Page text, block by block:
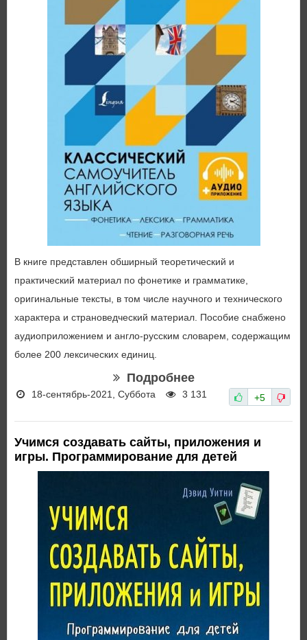
В книге представлен обширный теоретический и
практический материал по фонетике и грамматике,
оригинальные тексты, в том числе научного и технического
характера и страноведческий материал. Пособие снабжено
аудиоприложением и англо-русским словарем, содержащим
более 200 лексических единиц.
Подробнее
18-сентябрь-2021, Суббота 3 131 +5
Учимся создавать сайты, приложения и
игры. Программирование для детей